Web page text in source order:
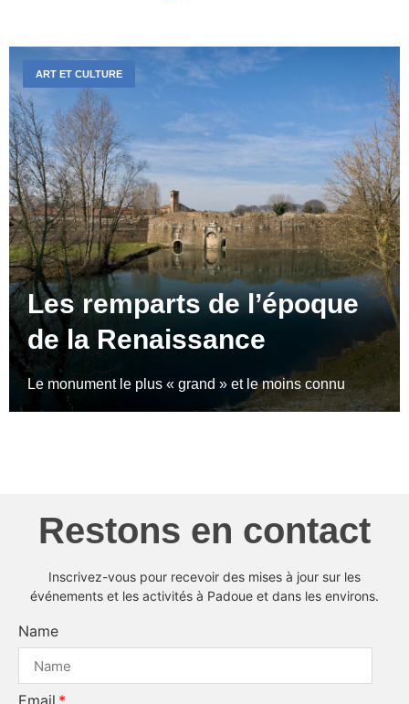
Les remparts de l’époque
de la Renaissance
Le monument le plus « grand » et le moins connu
ART ET CULTURE
Restons en contact
Inscrivez-vous pour recevoir des mises à jour sur les
événements et les activités à Padoue et dans les environs.
Name
Email